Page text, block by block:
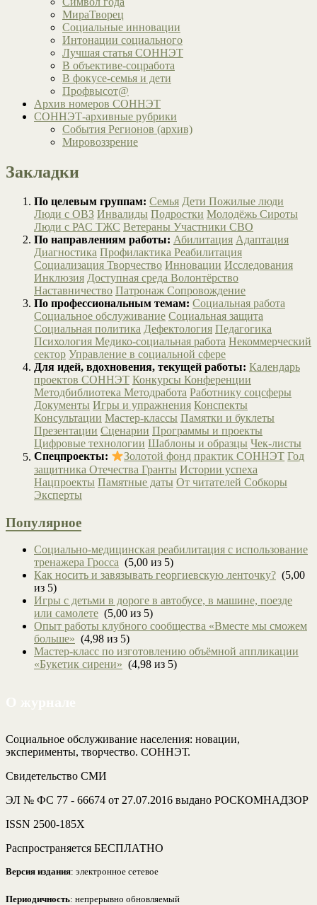
МираТворец
Социальные инновации
Интонации социального
Лучшая статья СОННЭТ
В объективе-соцработа
В фокусе-семья и дети
Профвысот@
Архив номеров СОННЭТ
СОННЭТ-архивные рубрики
События Регионов (архив)
Мировоззрение
Закладки
По целевым группам: Семья Дети Пожилые люди
Люди с ОВЗ Инвалиды Подростки Молодёжь Сироты
Люди с РАС ТЖС Ветераны Участники СВО
По направлениям работы: Абилитация Адаптация
Диагностика Профилактика Реабилитация
Социализация Творчество Инновации Исследования
Инклюзия Доступная среда Волонтёрство
Наставничество Патронаж Сопровождение
По профессиональным темам: Социальная работа
Социальное обслуживание Социальная защита
Социальная политика Дефектология Педагогика
Психология Медико-социальная работа Некоммерческий
сектор Управление в социальной сфере
Для идей, вдохновения, текущей работы: Календарь
проектов СОННЭТ Конкурсы Конференции
Методбиблиотека Методработа Работнику соцсферы
Документы Игры и упражнения Конспекты
Консультации Мастер-классы Памятки и буклеты
Презентации Сценарии Программы и проекты
Цифровые технологии Шаблоны и образцы Чек-листы
Спецпроекты:
Золотой фонд практик СОННЭТ Год
защитника Отечества Гранты Истории успеха
Нацпроекты Памятные даты От читателей Собкоры
Эксперты
Популярное
Социально-медицинская реабилитация с использование
тренажера Гросса (5,00 из 5)
Как носить и завязывать георгиевскую ленточку? (5,00
из 5)
Игры с детьми в дороге в автобусе, в машине, поезде
или самолете (5,00 из 5)
Опыт работы клубного сообщества «Вместе мы сможем
больше» (4,98 из 5)
Мастер-класс по изготовлению объёмной аппликации
«Букетик сирени» (4,98 из 5)
Социальное обслуживание населения: новации,
эксперименты, творчество. СОННЭТ.
Свидетельство СМИ
ЭЛ № ФС 77 - 66674 от 27.07.2016 выдано РОСКОМНАДЗОР
ISSN 2500-185Х
Распространяется БЕСПЛАТНО
Версия издания: электронное сетевое
Периодичность: непрерывно обновляемый